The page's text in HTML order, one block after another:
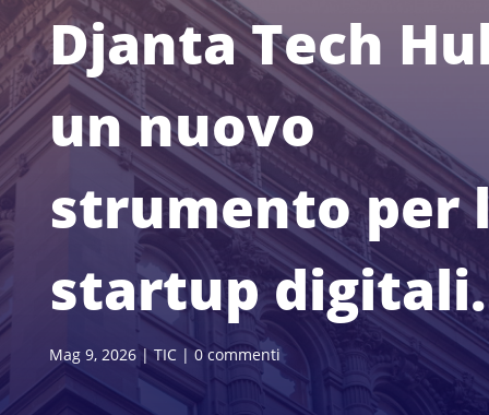
Djanta Tech
un nuovo
strumento per
startup digitali.
Mag 9, 2026| TIC|0 commenti